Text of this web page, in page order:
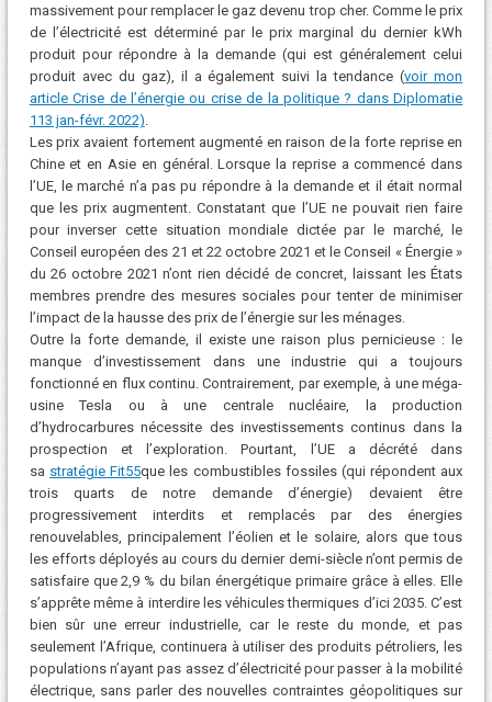
massivement pour remplacer le gaz devenu trop cher. Comme le prix
de l’électricité est déterminé par le prix marginal du dernier kWh
produit pour répondre à la demande (qui est généralement celui
produit avec du gaz), il a également suivi la tendance (voir mon
article Crise de l’énergie ou crise de la politique ? dans Diplomatie
113 jan-févr. 2022)
Les prix avaient fortement augmenté en raison de la forte reprise en
Chine et en Asie en général. Lorsque la reprise a commencé dans
l’UE, le marché n’a pas pu répondre à la demande et il était normal
que les prix augmentent. Constatant que l’UE ne pouvait rien faire
pour inverser cette situation mondiale dictée par le marché, le
Conseil européen des 21 et 22 octobre 2021 et le Conseil « Énergie »
du 26 octobre 2021 n’ont rien décidé de concret, laissant les États
membres prendre des mesures sociales pour tenter de minimiser
l’impact de la hausse des prix de l’énergie sur les ménages.
Outre la forte demande, il existe une raison plus pernicieuse : le
manque d’investissement dans une industrie qui a toujours
fonctionné en flux continu. Contrairement, par exemple, à une méga-
usine Tesla ou à une centrale nucléaire, la production
d’hydrocarbures nécessite des investissements continus dans la
prospection et l’exploration. Pourtant, l’UE a décrété dans
sa stratégie Fit55que les combustibles fossiles (qui répondent aux
trois quarts de notre demande d’énergie) devaient être
progressivement interdits et remplacés par des énergies
renouvelables, principalement l’éolien et le solaire, alors que tous
les efforts déployés au cours du dernier demi-siècle n’ont permis de
satisfaire que 2,9 % du bilan énergétique primaire grâce à elles. Elle
s’apprête même à interdire les véhicules thermiques d’ici 2035. C’est
bien sûr une erreur industrielle, car le reste du monde, et pas
seulement l’Afrique, continuera à utiliser des produits pétroliers, les
populations n’ayant pas assez d’électricité pour passer à la mobilité
électrique, sans parler des nouvelles contraintes géopolitiques sur